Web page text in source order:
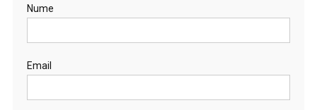
Nume
Email